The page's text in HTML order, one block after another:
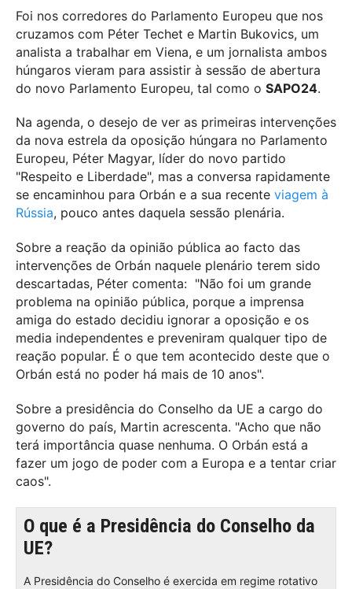
Foi nos corredores do Parlamento Europeu que nos
cruzamos com Péter Techet e Martin Bukovics, um
analista a trabalhar em Viena, e um jornalista ambos
húngaros vieram para assistir à sessão de abertura
do novo Parlamento Europeu, tal como o SAPO24.
Na agenda, o desejo de ver as primeiras intervenções
da nova estrela da oposição húngara no Parlamento
Europeu, Péter Magyar, líder do novo partido
"Respeito e Liberdade", mas a conversa rapidamente
se encaminhou para Orbán e a sua recente viagem à
Rússia, pouco antes daquela sessão plenária.
Sobre a reação da opinião pública ao facto das
intervenções de Orbán naquele plenário terem sido
descartadas, Péter comenta: "Não foi um grande
problema na opinião pública, porque a imprensa
amiga do estado decidiu ignorar a oposição e os
media independentes e preveniram qualquer tipo de
reação popular. É o que tem acontecido deste que o
Orbán está no poder há mais de 10 anos".
Sobre a presidência do Conselho da UE a cargo do
governo do país, Martin acrescenta. "Acho que não
terá importância quase nenhuma. O Orbán está a
fazer um jogo de poder com a Europa e a tentar criar
caos".
O que é a Presidência do Conselho da
UE?
A Presidência do Conselho é exercida em regime rotativo